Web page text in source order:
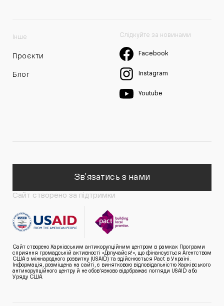
Інше
Проєкти
Блог
Слідкуйте за новинами
Facebook
Instagram
Youtube
Зв'язатись з нами
Сайт створено за підтримки
Сайт створено Харківським антикорупційним центром в рамках Програми
сприяння громадській активності «Долучайся!», що фінансується Агентством
США з міжнародного розвитку (USAID) та здійснюється Pact в Україні.
Інформація, розміщена на сайті, є винятковою відповідальністю Харківського
антикорупційного центру й не обов’язково відображає погляди USAID або
Уряду США.